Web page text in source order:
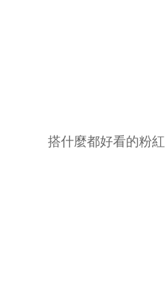
搭什麼都好看的粉紅